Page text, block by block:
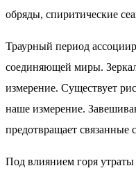
обряды, спиритические
Траурный период
соединяющей миры.
измерение. Существует
наше измерение.
предотвращает связанные
Под влиянием горя утраты